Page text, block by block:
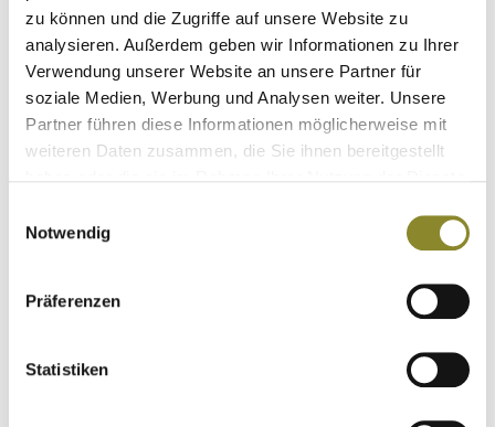
zu können und die Zugriffe auf unsere Website zu
analysieren. Außerdem geben wir Informationen zu Ihrer
Verwendung unserer Website an unsere Partner für
soziale Medien, Werbung und Analysen weiter. Unsere
Partner führen diese Informationen möglicherweise mit
weiteren Daten zusammen, die Sie ihnen bereitgestellt
Notwendig
Präferenzen
Statistiken
der bewährten Goretex-Membrane
Lieferbarinnerhalb 1-3 Tage
Größe